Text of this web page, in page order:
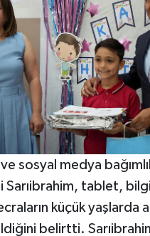
sosyal medya
Sarıibrahim, tablet,
küçük yaşlarda
belirtti.